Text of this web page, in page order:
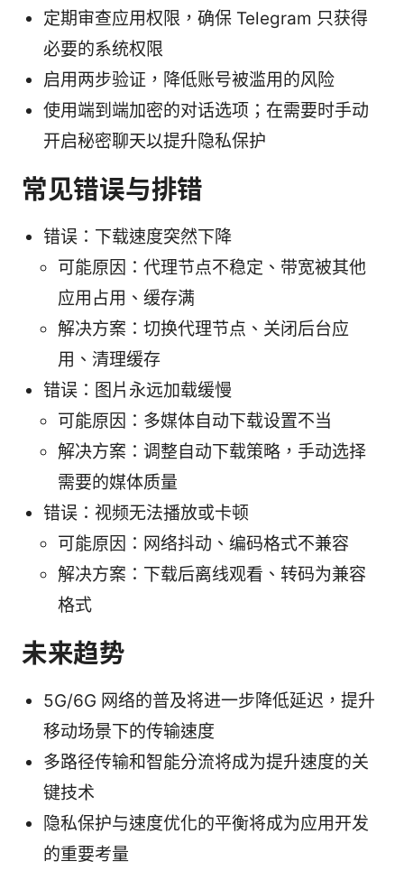
定期审查应用权限，确保 Telegram 只获得
必要的系统权限
启用两步验证，降低账号被滥用的风险
使用端到端加密的对话选项；在需要时手动
开启秘密聊天以提升隐私保护
常见错误与排错
错误：下载速度突然下降
可能原因：代理节点不稳定、带宽被其他
应用占用、缓存满
解决方案：切换代理节点、关闭后台应
用、清理缓存
错误：图片永远加载缓慢
可能原因：多媒体自动下载设置不当
解决方案：调整自动下载策略，手动选择
需要的媒体质量
错误：视频无法播放或卡顿
可能原因：网络抖动、编码格式不兼容
解决方案：下载后离线观看、转码为兼容
格式
未来趋势
5G/6G 网络的普及将进一步降低延迟，提升
移动场景下的传输速度
多路径传输和智能分流将成为提升速度的关
键技术
隐私保护与速度优化的平衡将成为应用开发
的重要考量